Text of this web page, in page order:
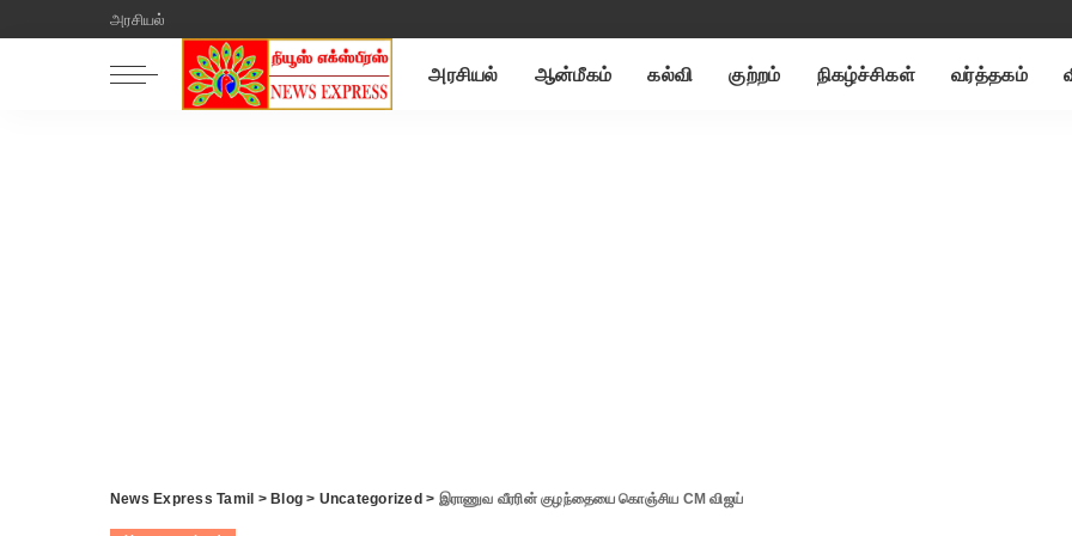
அரசியல்
அரசியல் ஆன்மீகம் கல்வி குற்றம் நிகழ்ச்சிகள் வர்த்தகம்
News Express Tamil > Blog > Uncategorized > இராணுவ வீரரின் குழந்தையை கொஞ்சிய CM விஜய்